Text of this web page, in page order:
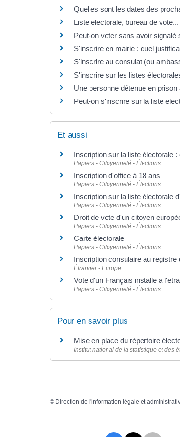
Quelles sont les dates des
Liste électorale, bureau de
Peut-on voter sans avoir signalé
S'inscrire en mairie : quel
S'inscrire au consulat (ou
S'inscrire sur les listes
Une personne détenue en
Peut-on s'inscrire sur la liste
Et aussi
Inscription sur la liste électorale
Papiers - Citoyenneté - Élections
Inscription d'office à 18 ans
Papiers - Citoyenneté - Élections
Inscription sur la liste électorale
Papiers - Citoyenneté - Élections
Droit de vote d'un citoyen
Papiers - Citoyenneté - Élections
Carte électorale
Papiers - Citoyenneté - Élections
Inscription consulaire au
Étranger - Europe
Vote d'un Français installé à
Papiers - Citoyenneté - Élections
Pour en savoir plus
Mise en place du répertoire
Institut national de la statistique et des
© Direction de l'information légale et